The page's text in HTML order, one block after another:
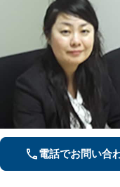
電話でお問い合